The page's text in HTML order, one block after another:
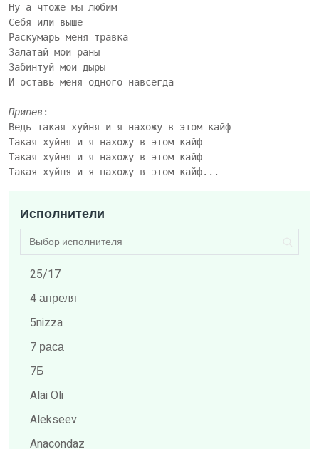
Ну а чтоже мы любим
Себя или выше
Раскумарь меня травка
Залатай мои раны
Забинтуй мои дыры
И оставь меня одного навсегда
Припев :
Ведь такая хуйня и я нахожу в этом кайф
Такая хуйня и я нахожу в этом кайф
Такая хуйня и я нахожу в этом кайф
Такая хуйня и я нахожу в этом кайф...
Исполнители
25/17
4 апреля
5nizza
7 раса
7Б
Alai Oli
Alekseev
Anacondaz